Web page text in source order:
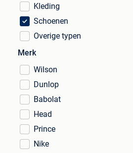
Kleding
Schoenen
Overige typen
Merk
Wilson
Dunlop
Babolat
Head
Prince
Nike